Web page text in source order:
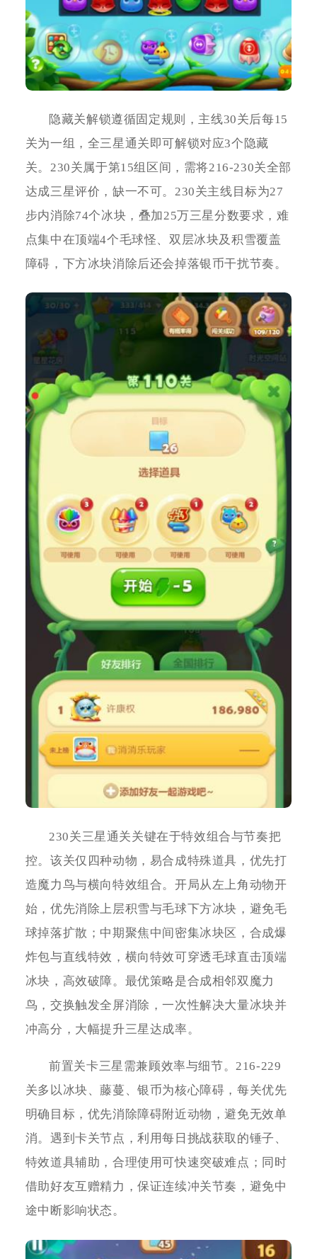
隐藏关解锁遵循固定规则，主线30关后每15
关为一组，全三星通关即可解锁对应3个隐藏
关。230关属于第15组区间，需将216-230关全部
达成三星评价，缺一不可。230关主线目标为27
步内消除74个冰块，叠加25万三星分数要求，难
点集中在顶端4个毛球怪、双层冰块及积雪覆盖
障碍，下方冰块消除后还会掉落银币干扰节奏。
230关三星通关关键在于特效组合与节奏把
控。该关仅四种动物，易合成特殊道具，优先打
造魔力鸟与横向特效组合。开局从左上角动物开
始，优先消除上层积雪与毛球下方冰块，避免毛
球掉落扩散；中期聚焦中间密集冰块区，合成爆
炸包与直线特效，横向特效可穿透毛球直击顶端
冰块，高效破障。最优策略是合成相邻双魔力
鸟，交换触发全屏消除，一次性解决大量冰块并
冲高分，大幅提升三星达成率。
前置关卡三星需兼顾效率与细节。216-229
关多以冰块、藤蔓、银币为核心障碍，每关优先
明确目标，优先消除障碍附近动物，避免无效单
消。遇到卡关节点，利用每日挑战获取的锤子、
特效道具辅助，合理使用可快速突破难点；同时
借助好友互赠精力，保证连续冲关节奏，避免中
途中断影响状态。